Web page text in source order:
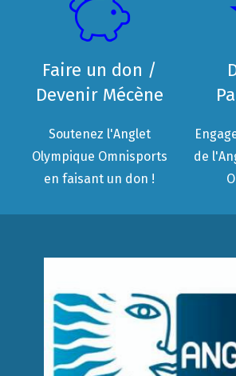
Faire un don /
Devenir Mécène
Soutenez l'Anglet
Olympique Omnisports
en faisant un don !
de